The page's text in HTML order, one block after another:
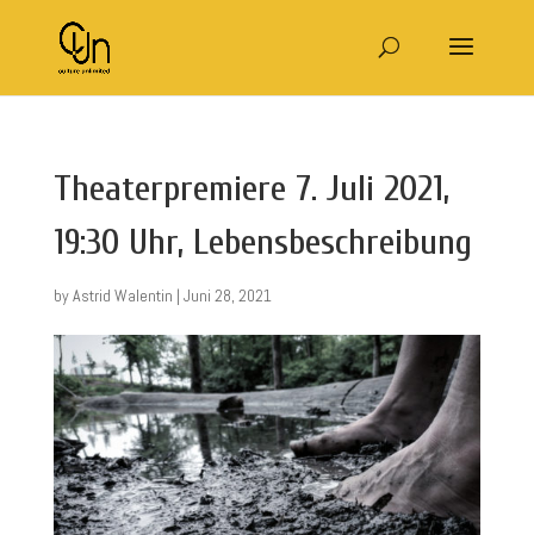
Theaterpremiere 7. Juli 2021,
19:30 Uhr, Lebensbeschreibung
byAstrid Walentin | Juni 28, 2021